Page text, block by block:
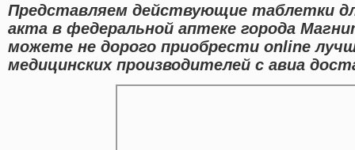
Представляем действующие таблетки
акта в федеральной аптеке города
можете не дорого приобрести online
медицинских производителей с авиа